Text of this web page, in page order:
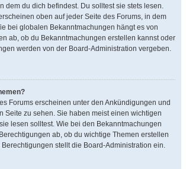
dem du dich befindest. Du solltest sie stets lesen.
oben auf jeder Seite des Forums, in dem
bei globalen Bekanntmachungen hängt es von
ab, ob du Bekanntmachungen erstellen kannst oder
werden von der Board-Administration vergeben.
Forums erscheinen unter den Ankündigungen und
Seite zu sehen. Sie haben meist einen wichtigen
lesen solltest. Wie bei den Bekanntmachungen
ab, ob du wichtige Themen erstellen
Berechtigungen stellt die Board-Administration ein.